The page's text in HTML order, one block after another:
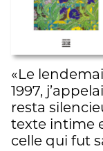
«Le
1997,
resta
texte intime
celle qui fut